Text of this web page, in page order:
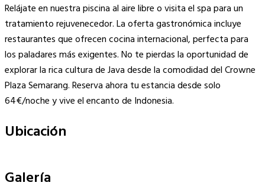
Relájate en nuestra piscina al aire libre o visita el spa para un
tratamiento rejuvenecedor. La oferta gastronómica incluye
restaurantes que ofrecen cocina internacional, perfecta para
los paladares más exigentes. No te pierdas la oportunidad de
explorar la rica cultura de Java desde la comodidad del Crowne
Plaza Semarang. Reserva ahora tu estancia desde solo
64€/noche y vive el encanto de Indonesia.
Ubicación
+
Galería